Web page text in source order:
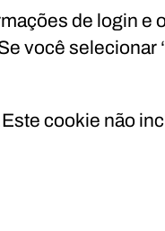
de login e
você selecionar
cookie não